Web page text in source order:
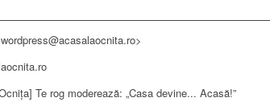
Te rog moderează: „Casa devine... Acasă!”